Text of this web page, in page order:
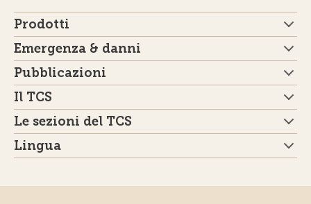
Prodotti
Emergenza & danni
Pubblicazioni
Il TCS
Le sezioni del TCS
Lingua